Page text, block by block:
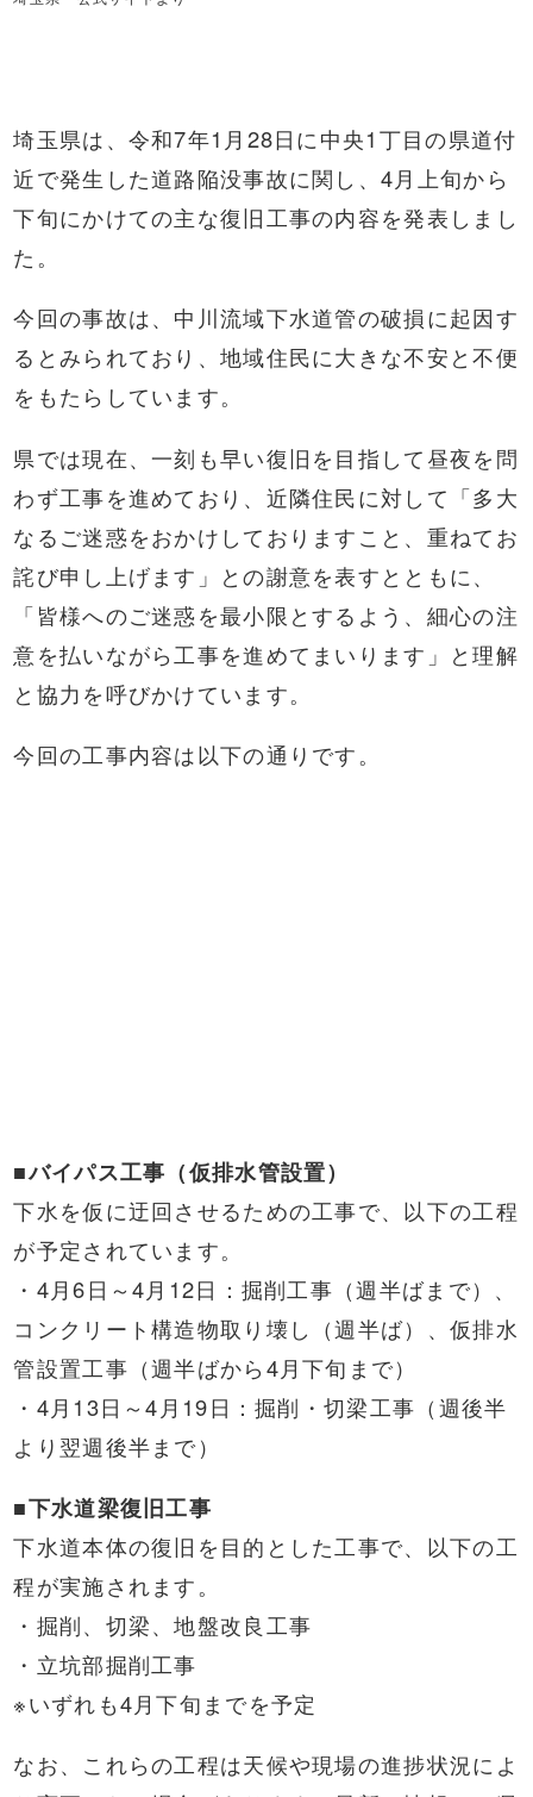
埼玉県は、令和7年1月28日に中央1丁目の県道付
近で発生した道路陥没事故に関し、4月上旬から
下旬にかけての主な復旧工事の内容を発表しまし
た。
今回の事故は、中川流域下水道管の破損に起因す
るとみられており、地域住民に大きな不安と不便
をもたらしています。
県では現在、一刻も早い復旧を目指して昼夜を問
わず工事を進めており、近隣住民に対して「多大
なるご迷惑をおかけしておりますこと、重ねてお
詫び申し上げます」との謝意を表すとともに、
「皆様へのご迷惑を最小限とするよう、細心の注
意を払いながら工事を進めてまいります」と理解
と協力を呼びかけています。
今回の工事内容は以下の通りです。
■バイパス工事（仮排水管設置）
下水を仮に迂回させるための工事で、以下の工程
が予定されています。
・4月6日～4月12日：掘削工事（週半ばまで）、
コンクリート構造物取り壊し（週半ば）、仮排水
管設置工事（週半ばから4月下旬まで）
・4月13日～4月19日：掘削・切梁工事（週後半
より翌週後半まで）
■下水道梁復旧工事
下水道本体の復旧を目的とした工事で、以下の工
程が実施されます。
・掘削、切梁、地盤改良工事
・立坑部掘削工事
※いずれも4月下旬までを予定
なお、これらの工程は天候や現場の進捗状況によ